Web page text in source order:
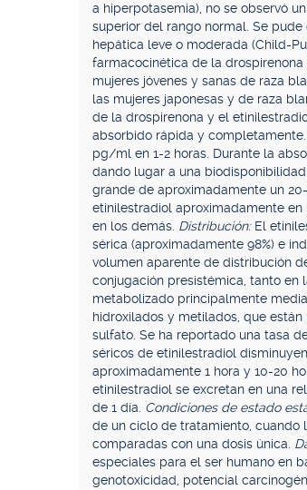
a hiperpotasemia), no se observó
superior del rango normal. Se
hepática leve o moderada (Child-
farmacocinética de la
mujeres jóvenes y sanas de raza
las mujeres japonesas y de raza
de la drospirenona y el
absorbido rápida y
pg/ml en 1-2 horas. Durante la
dando lugar a una
grande de aproximadamente un
etinilestradiol aproximadamente en
en los demás. Distribución: El
sérica (aproximadamente 98%) e
volumen aparente de distribución
conjugación presistémica, tanto
metabolizado principalmente
hidroxilados y metilados, que
sulfato. Se ha reportado una tasa
séricos de etinilestradiol
aproximadamente 1 hora y 10-20
etinilestradiol se excretan en una
de 1 día. Condiciones de estado
de un ciclo de tratamiento, cuando
comparadas con una dosis única.
especiales para el ser humano en
genotoxicidad, potencial